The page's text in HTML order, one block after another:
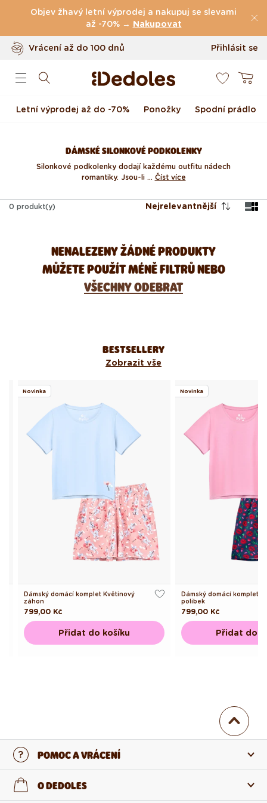
Přejít k obsahu
Objev žhavý letní výprodej a nakupuj se slevami
až -70% → Nakupovat
zdarmanad999 Kč
Vrácení až do 100 dnů
Originální design navržený u nás
Přihlásit se
Košík
Letní výprodej až do -70% Ponožky Spodní prádlo
DÁMSKÉ SILONKOVÉ PODKOLENKY
Silonkové podkolenky dodají každému outfitu nádech
romantiky. Jsou-li ... Číst více
0 produkt(y) Nejrelevantnější
NENALEZENY ŽÁDNÉ PRODUKTY
MŮŽETE POUŽÍT MÉNĚ FILTRŮ NEBO
VŠECHNY ODEBRAT
BESTSELLERY
Zobrazit vše
Novinka
Dámský domácí komplet Květinový
záhon
Běžná
cena
799,00 Kč
Přidat do košíku
Novinka
Dámský domácí komplet
polibek
Běžná
cena
799,00 Kč
Přidat do
POMOC A VRÁCENÍ
Kontaktujte nás
O DEDOLES